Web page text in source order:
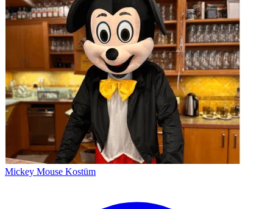
Mickey Mouse Kostüm